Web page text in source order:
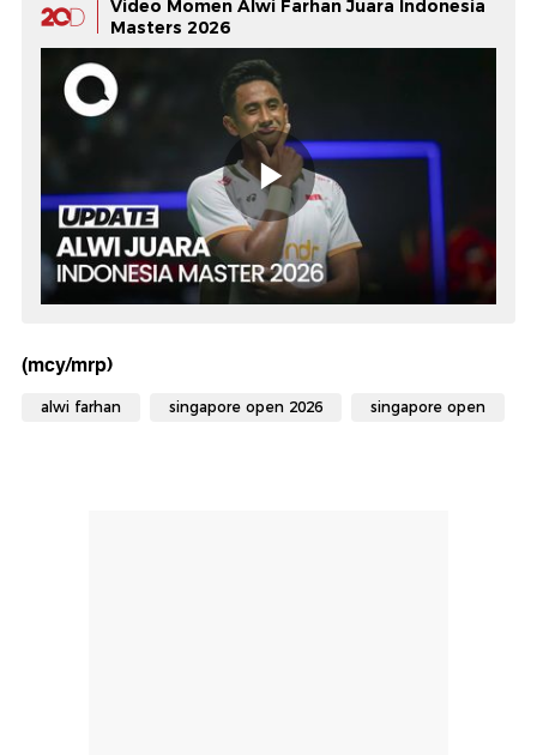
Video Momen Alwi Farhan Juara Indonesia
Masters 2026
(mcy/mrp)
alwi farhan singapore open 2026 singapore open